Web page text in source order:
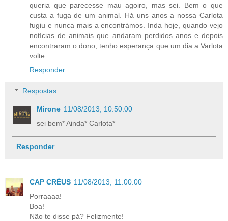
queria que parecesse mau agoiro, mas sei. Bem o que
custa a fuga de um animal. Há uns anos a nossa Carlota
fugiu e nunca mais a encontrámos. Inda hoje, quando vejo
notícias de animais que andaram perdidos anos e depois
encontraram o dono, tenho esperança que um dia a Varlota
volte.
Responder
Respostas
Mirone 11/08/2013, 10:50:00
sei bem* Ainda* Carlota*
Responder
CAP CRÉUS 11/08/2013, 11:00:00
Porraaaa!
Boa!
Não te disse pá? Felizmente!